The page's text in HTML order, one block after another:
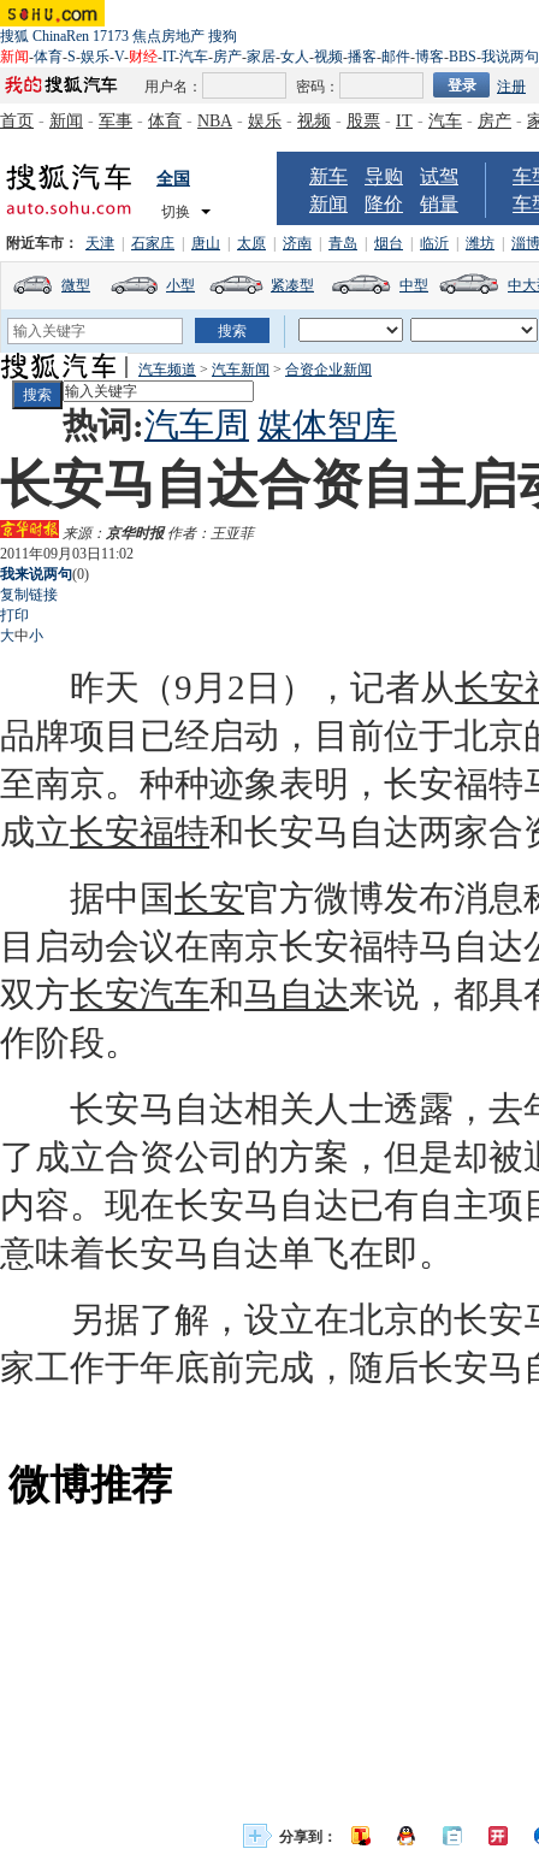
搜狐 ChinaRen 17173 焦点房地产 搜狗
新闻-体育-S-娱乐-V-财经-IT-汽车-房产-家居-女人-视频-播客-邮件-博客-BBS-我说两句
用户名：
密码： 注册
首页 - 新闻 - 军事 - 体育 - NBA - 娱乐 - 视频 - 股票 - IT - 汽车 - 房产 -
全国
切换
新车 导购
试驾
新闻
降价 销量
车
车
附近车市： 天津 石家庄 唐山 太原 济南 青岛 烟台 临沂 潍坊 淄博
微型 小型 紧凑型 中型 中
汽车频道 > 汽车新闻 > 合资企业新闻
热词:汽车周 媒体智库
长安马自达合资自主启
来源： 京华时报作者：王亚菲
2011年09月03日11:02
我来说两句(0)
复制链接
打印
大中小
昨天（9月2日），记者从长安
品牌项目已经启动，目前位于北京
至南京。种种迹象表明， 长安福特
成立长安福特和长安马自达两家合
据中国长安官方微博发布消息
目启动会议在南京长安福特马自达
双方长安汽车和马自达来说，都具
作阶段。
长安马自达相关人士透露，去
了成立合资公司的方案，但是却
内容。现在长安马自达已有自主项
意味着长安马自达单飞在即。
另据了解，设立在北京的长安
家工作于年底前完成，随后长安马
微博推荐
分享到：